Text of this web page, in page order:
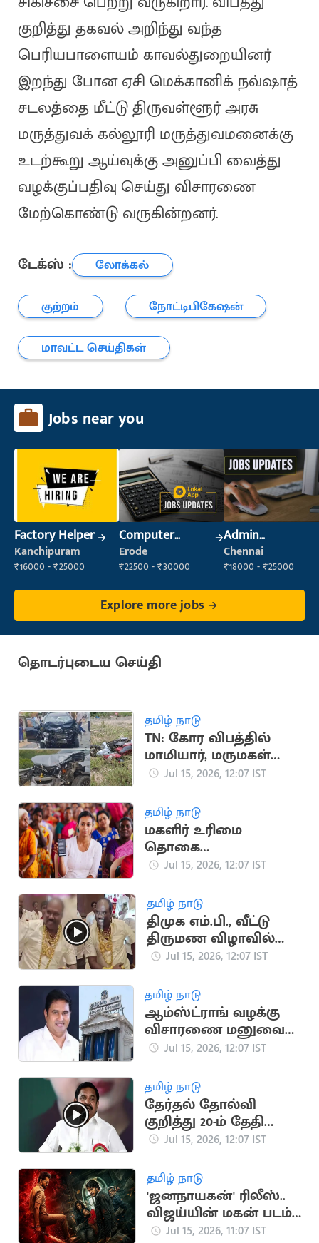
குறித்து தகவல் அறிந்து வந்த
பெரியபாளையம் காவல்துறையினர்
இறந்து போன ஏசி மெக்கானிக் நவ்ஷாத்
சடலத்தை மீட்டு திருவள்ளூர் அரசு
மருத்துவக் கல்லூரி மருத்துவமனைக்கு
உடற்கூறு ஆய்வுக்கு அனுப்பி வைத்து
வழக்குப்பதிவு செய்து விசாரணை
மேற்கொண்டு வருகின்றனர்.
டேக்ஸ் :
லோக்கல்
குற்றம்
நோட்டிபிகேஷன்
மாவட்ட செய்திகள்
Jobs near you
Factory Helper
Kanchipuram
₹16000 - ₹25000
Computer
Operator
Erode
₹22500 - ₹30000
Admin
Supervisor
Chennai
₹18000 - ₹25000
Explore more jobs
தொடர்புடைய செய்தி
தமிழ் நாடு
TN: கோர விபத்தில்
மாமியார், மருமகள்
பலிJul 15, 2026, 12:07 IST
தமிழ் நாடு
மகளிர் உரிமை
தொகை
கிடைக்காதவர்களுக்கு
Jul 15, 2026, 12:07 IST
தமிழ் நாடு
திமுக எம்.பி., வீட்டு
திருமண விழாவில்
நகைகளுடன்
Jul 15, 2026, 12:07 IST
தமிழ் நாடு
ஆம்ஸ்ட்ராங் வழக்கு
விசாரணை மனுவை
திரும்ப பெற்ற தமிழக
Jul 15, 2026, 12:07 IST
தமிழ் நாடு
தேர்தல் தோல்வி
குறித்து 20-ம் தேதி
முதல் இபிஎஸ்
Jul 15, 2026, 12:07 IST
தமிழ் நாடு
'ஜனநாயகன்' ரிலீஸ்..
விஜய்யின் மகன் படம்
தள்ளிப்போக வாய்ப்பு?
Jul 15, 2026, 11:07 IST